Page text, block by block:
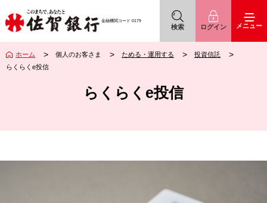
金融機関コード 0179 アイコン
検索
アイコン
ログイン メニュー
らくらくe投信
ホーム 個人のお客さま ためる・運用する
投資信託
らくらくe投信